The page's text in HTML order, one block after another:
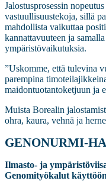
Jalostusprosessin
vastuullisuustekoja, sillä
mahdollista vaikuttaa
kannattavuuteen ja
ympäristövaikutuksia.
”Uskomme, että tulevina
parempina
maidontuotantoketjuun ja
Muista Borealin
ohra, kaura, vehnä ja
GENONURMI-
Ilmasto- ja
Genomityökalut